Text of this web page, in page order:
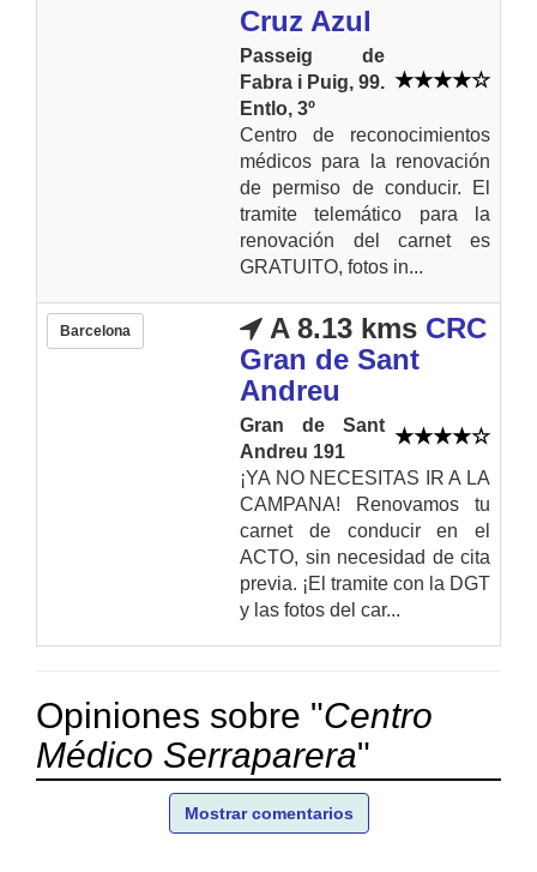
Cruz Azul
Passeig de
Fabra i Puig, 99.
Entlo, 3º
Centro de reconocimientos
médicos para la renovación
de permiso de conducir. El
tramite telemático para la
renovación del carnet es
GRATUITO, fotos in...
Barcelona A 8.13 kms CRC
Gran de Sant
Andreu
Gran de Sant
Andreu 191
¡YA NO NECESITAS IR A LA
CAMPANA! Renovamos tu
carnet de conducir en el
ACTO, sin necesidad de cita
previa. ¡El tramite con la DGT
y las fotos del car...
Opiniones sobre "Centro
Médico Serraparera"
Mostrar comentarios